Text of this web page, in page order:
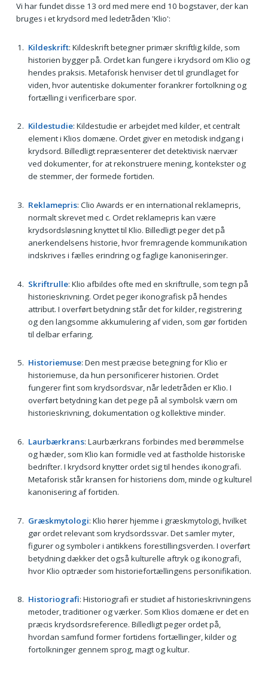
Vi har fundet disse 13 ord med mere end 10 bogstaver, der kan
bruges i et krydsord med ledetråden 'Klio':
Kildeskrift: Kildeskrift betegner primær skriftlig kilde, som
historien bygger på. Ordet kan fungere i krydsord om Klio og
hendes praksis. Metaforisk henviser det til grundlaget for
viden, hvor autentiske dokumenter forankrer fortolkning og
fortælling i verificerbare spor.
Kildestudie: Kildestudie er arbejdet med kilder, et centralt
element i Klios domæne. Ordet giver en metodisk indgang i
krydsord. Billedligt repræsenterer det detektivisk nærvær
ved dokumenter, for at rekonstruere mening, kontekster og
de stemmer, der formede fortiden.
Reklamepris: Clio Awards er en international reklamepris,
normalt skrevet med c. Ordet reklamepris kan være
krydsordsløsning knyttet til Klio. Billedligt peger det på
anerkendelsens historie, hvor fremragende kommunikation
indskrives i fælles erindring og faglige kanoniseringer.
Skriftrulle: Klio afbildes ofte med en skriftrulle, som tegn på
historieskrivning. Ordet peger ikonografisk på hendes
attribut. I overført betydning står det for kilder, registrering
og den langsomme akkumulering af viden, som gør fortiden
til delbar erfaring.
Historiemuse: Den mest præcise betegning for Klio er
historiemuse, da hun personificerer historien. Ordet
fungerer fint som krydsordsvar, når ledetråden er Klio. I
overført betydning kan det pege på al symbolsk værn om
historieskrivning, dokumentation og kollektive minder.
Laurbærkrans: Laurbærkrans forbindes med berømmelse
og hæder, som Klio kan formidle ved at fastholde historiske
bedrifter. I krydsord knytter ordet sig til hendes ikonografi.
Metaforisk står kransen for historiens dom, minde og kulturel
kanonisering af fortiden.
Græskmytologi: Klio hører hjemme i græskmytologi, hvilket
gør ordet relevant som krydsordssvar. Det samler myter,
figurer og symboler i antikkens forestillingsverden. I overført
betydning dækker det også kulturelle aftryk og ikonografi,
hvor Klio optræder som historiefortællingens personifikation.
Historiografi: Historiografi er studiet af historieskrivningens
metoder, traditioner og værker. Som Klios domæne er det en
præcis krydsordsreference. Billedligt peger ordet på,
hvordan samfund former fortidens fortællinger, kilder og
fortolkninger gennem sprog, magt og kultur.